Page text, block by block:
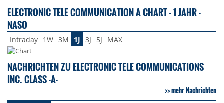
ELECTRONIC TELE COMMUNICATION A CHART - 1 JAHR -
NASO
Intraday 1W 3M 1J 3J 5J MAX
NACHRICHTEN ZU ELECTRONIC TELE COMMUNICATIONS
INC. CLASS -A-
mehr Nachrichten